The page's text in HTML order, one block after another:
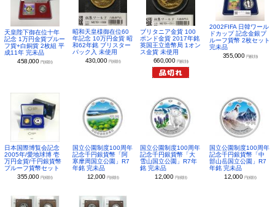
天皇陛下御在位十年
記念 1万円金貨プルー
フ貨+白銅貨 2枚組 平
成11年 完未品
458,000 円(税別)
昭和天皇様御在位60
年記念 10万円金貨 昭
和62年銘 ブリスター
パック入 未使用
430,000 円(税別)
ブリタニア金貨 100
ポンド金貨 2017年銘
英国王立造幣局 1オン
ス金貨 未使用
660,000 円(税別)
2002FIFA 日韓ワール
ドカップ 記念金銀プ
ルーフ貨幣 2枚セット
完未品
355,000 円(税別)
日本国際博覧会記念
2005年/愛地球博 壱
万円金貨/千円銀貨幣
プルーフ貨幣セット
355,000 円(税別)
国立公園制度100周年
記念千円銀貨幣「阿
寒摩周国立公園」R7
年銘 完未品
12,000 円(税別)
国立公園制度100周年
記念千円銀貨幣「大
雪山国立公園」R7年
銘 完未品
12,000 円(税別)
国立公園制度100周年
記念千円銀貨幣「中
部山岳国立公園」R7
年銘 完未品
12,000 円(税別)